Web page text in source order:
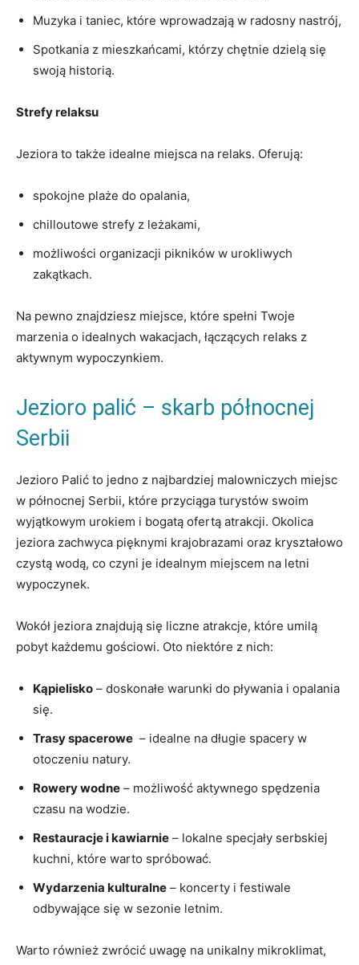
Muzyka i taniec, które wprowadzają w radosny nastrój,
Spotkania z mieszkańcami, którzy chętnie dzielą się
swoją historią.
Strefy‌ relaksu
Jeziora to ⁢także idealne miejsca na relaks. ⁣Oferują:
spokojne plaże do opalania,
chilloutowe strefy⁢ z⁢ leżakami,
możliwości organizacji pikników ​w urokliwych
zakątkach.
Na ‌pewno znajdziesz miejsce, które spełni⁣ Twoje
marzenia o idealnych wakacjach, łączących relaks z
aktywnym wypoczynkiem.
Jezioro palić – skarb północnej
⁢Serbii
Jezioro Palić to jedno ​z najbardziej malowniczych miejsc
⁣w północnej Serbii, które ⁢przyciąga turystów swoim
wyjątkowym‌ urokiem i bogatą ofertą⁤ atrakcji.‌ Okolica
jeziora zachwyca pięknymi ⁢krajobrazami ‍oraz kryształowo
czystą wodą, co czyni je idealnym miejscem na letni
wypoczynek.
Wokół jeziora znajdują się liczne⁤ atrakcje, które ‌umilą
pobyt każdemu ​gościowi.‍ Oto​ niektóre z nich:
Kąpielisko – doskonałe warunki do pływania i opalania
się.
Trasy ⁣spacerowe ‍ – idealne na długie spacery w
otoczeniu natury.
Rowery wodne – możliwość⁣ aktywnego spędzenia
czasu na wodzie.
Restauracje i kawiarnie – lokalne specjały serbskiej
kuchni, ‍które warto ⁢spróbować.
Wydarzenia kulturalne ⁢– koncerty i festiwale
odbywające⁤ się w sezonie ‍letnim.
Warto również zwrócić uwagę ​na unikalny mikroklimat,